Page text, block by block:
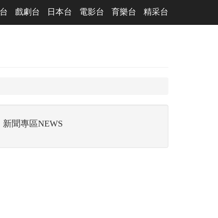
戲劇台 日本台 電影台 育樂台 精采台
新聞專區NEWS